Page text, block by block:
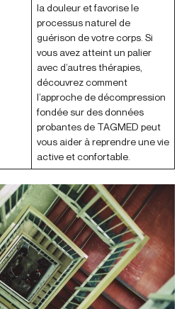
la douleur et favorise le
processus naturel de
guérison de votre corps. Si
vous avez atteint un palier
avec d’autres thérapies,
découvrez comment
l’approche de décompression
fondée sur des données
probantes de TAGMED peut
vous aider à reprendre une vie
active et confortable.